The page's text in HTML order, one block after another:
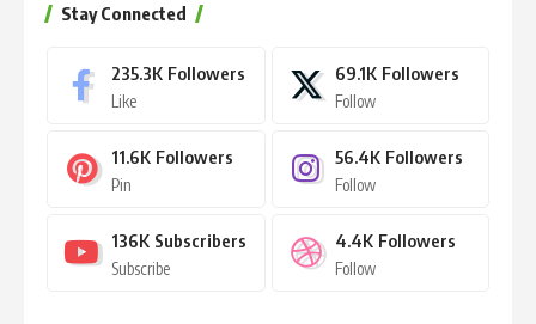
Stay Connected
235.3K Followers
Like
69.1K Followers
Follow
11.6K Followers
Pin
56.4K Followers
Follow
136K Subscribers
Subscribe
4.4K Followers
Follow